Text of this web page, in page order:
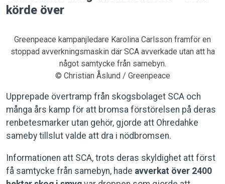
körde över
Greenpeace kampanjledare Karolina Carlsson framför en
stoppad avverkningsmaskin där SCA avverkade utan att ha
något samtycke från samebyn.
© Christian Åslund / Greenpeace
Upprepade övertramp från skogsbolaget SCA och
många års kamp för att bromsa förstörelsen på deras
renbetesmarker utan gehör, gjorde att Ohredahke
sameby tillslut valde att dra i nödbromsen.
Informationen att SCA, trots deras skyldighet att först
få samtycke från samebyn, hade avverkat över 2400